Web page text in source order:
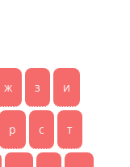
ж з и
р с т